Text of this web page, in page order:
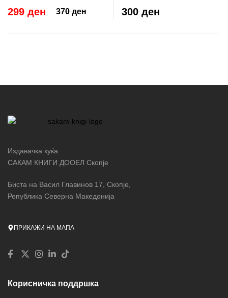
370 ден
299 ден 300 ден
Издавачка куќа
САКАМ КНИГИ ДООЕЛ Скопје
Биста на Васил Главинов 17, Скопје,
Република Северна Македонија
ПРИКАЖИ НА МАПА
Корисничка поддршка